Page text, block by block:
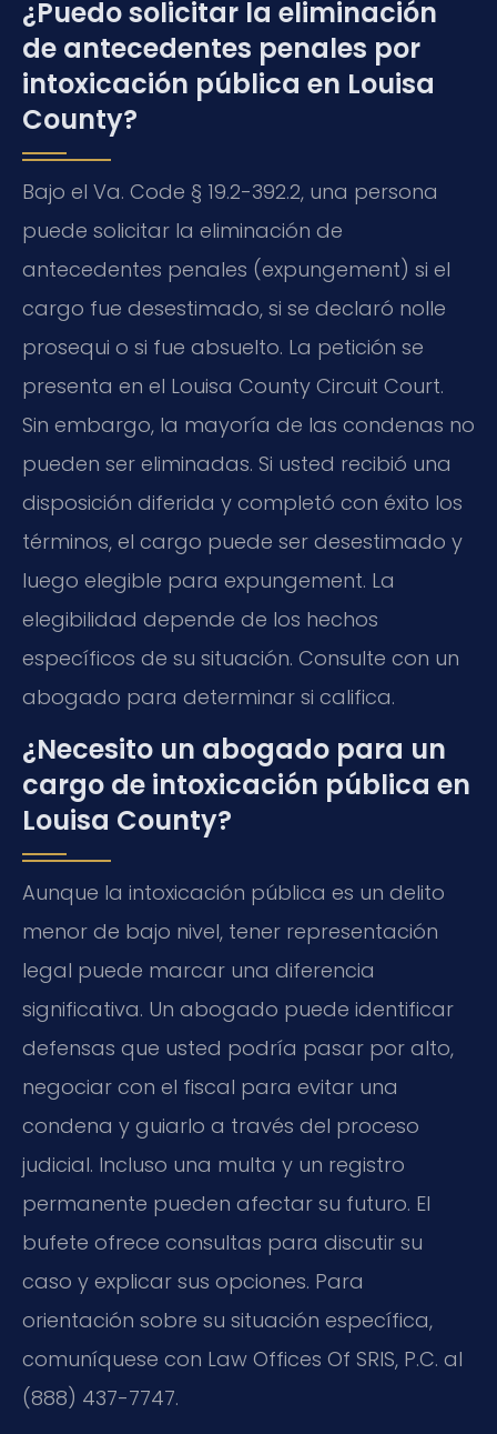
¿Puedo solicitar la eliminación
de antecedentes penales por
intoxicación pública en Louisa
County?
Bajo el Va. Code § 19.2-392.2, una persona
puede solicitar la eliminación de
antecedentes penales (expungement) si el
cargo fue desestimado, si se declaró nolle
prosequi o si fue absuelto. La petición se
presenta en el Louisa County Circuit Court.
Sin embargo, la mayoría de las condenas no
pueden ser eliminadas. Si usted recibió una
disposición diferida y completó con éxito los
términos, el cargo puede ser desestimado y
luego elegible para expungement. La
elegibilidad depende de los hechos
específicos de su situación. Consulte con un
abogado para determinar si califica.
¿Necesito un abogado para un
cargo de intoxicación pública en
Louisa County?
Aunque la intoxicación pública es un delito
menor de bajo nivel, tener representación
legal puede marcar una diferencia
significativa. Un abogado puede identificar
defensas que usted podría pasar por alto,
negociar con el fiscal para evitar una
condena y guiarlo a través del proceso
judicial. Incluso una multa y un registro
permanente pueden afectar su futuro. El
bufete ofrece consultas para discutir su
caso y explicar sus opciones. Para
orientación sobre su situación específica,
comuníquese con Law Offices Of SRIS, P.C. al
(888) 437-7747.